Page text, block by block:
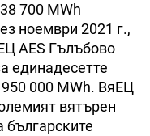
700 MWh
ноември 2021 г.,
AES Гълъбово
единадесетте
000 MWh. ВяЕЦ
вятърен
българските